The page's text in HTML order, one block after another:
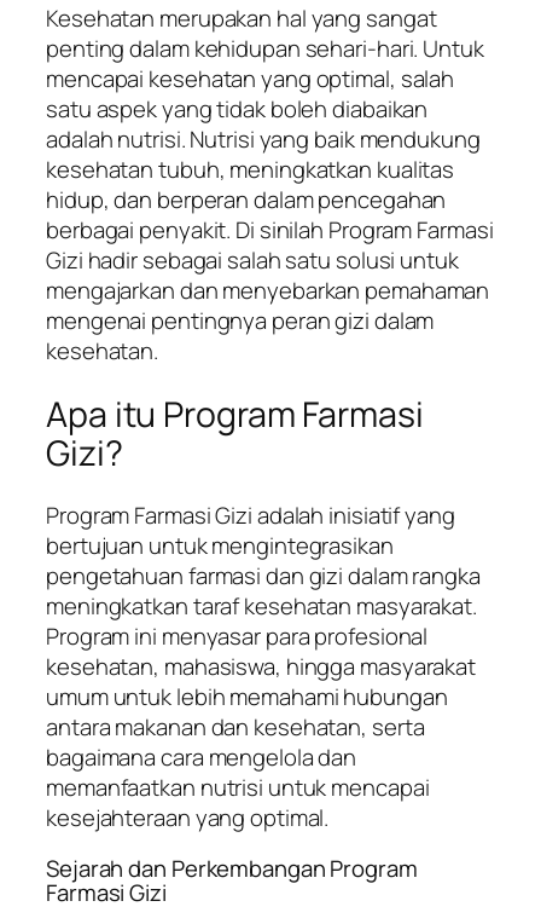
Kesehatan merupakan hal yang sangat
penting dalam kehidupan sehari-hari. Untuk
mencapai kesehatan yang optimal, salah
satu aspek yang tidak boleh diabaikan
adalah nutrisi. Nutrisi yang baik mendukung
kesehatan tubuh, meningkatkan kualitas
hidup, dan berperan dalam pencegahan
berbagai penyakit. Di sinilah Program Farmasi
Gizi hadir sebagai salah satu solusi untuk
mengajarkan dan menyebarkan pemahaman
mengenai pentingnya peran gizi dalam
kesehatan.
Apa itu Program Farmasi
Gizi?
Program Farmasi Gizi adalah inisiatif yang
bertujuan untuk mengintegrasikan
pengetahuan farmasi dan gizi dalam rangka
meningkatkan taraf kesehatan masyarakat.
Program ini menyasar para profesional
kesehatan, mahasiswa, hingga masyarakat
umum untuk lebih memahami hubungan
antara makanan dan kesehatan, serta
bagaimana cara mengelola dan
memanfaatkan nutrisi untuk mencapai
kesejahteraan yang optimal.
Sejarah dan Perkembangan Program
Farmasi Gizi